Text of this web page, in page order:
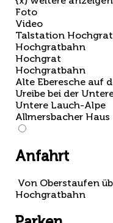
Foto
Video
Talstation
Hochgratbahn
Hochgrat
Hochgratbahn
Alte Eberesche auf
Ureibe bei der
Untere Lauch-Alpe
Allmersbacher Haus
Anfahrt
Von Oberstaufen
Hochgratbahn